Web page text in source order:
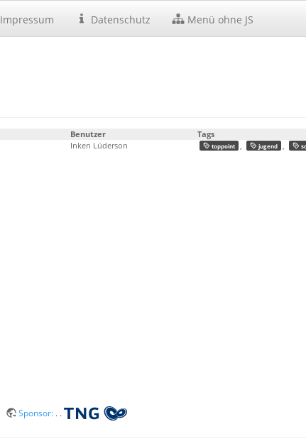
Impressum Datenschutz Menü ohne JS
Benutzer Tags
Inken Lüderson toppoint jugend
Sponsor: . .